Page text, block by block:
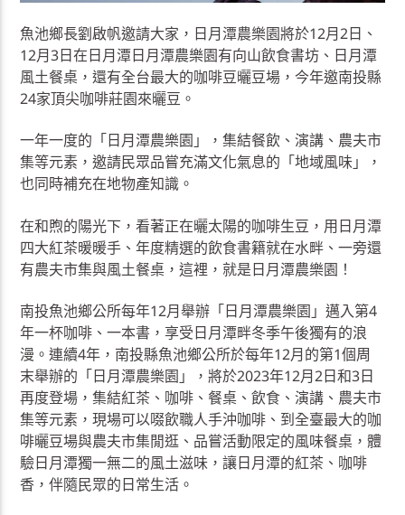
魚池鄉長劉啟帆邀請大家，日月潭農樂園將於12月2日、
12月3日在日月潭日月潭農樂園有向山飲食書坊、日月潭
風土餐桌，還有全台最大的咖啡豆曬豆場，今年邀南投縣
24家頂尖咖啡莊園來曬豆。
一年一度的「日月潭農樂園」，集結餐飲、演講、農夫市
集等元素，邀請民眾品嘗充滿文化氣息的「地域風味」，
也同時補充在地物產知識。
在和煦的陽光下，看著正在曬太陽的咖啡生豆，用日月潭
四大紅茶暖暖手、年度精選的飲食書籍就在水畔、一旁還
有農夫市集與風土餐桌，這裡，就是日月潭農樂園！
南投魚池鄉公所每年12月舉辦「日月潭農樂園」邁入第4
年一杯咖啡、一本書，享受日月潭畔冬季午後獨有的浪
漫。連續4年，南投縣魚池鄉公所於每年12月的第1個周
末舉辦的「日月潭農樂園」，將於2023年12月2日和3日
再度登場，集結紅茶、咖啡、餐桌、飲食、演講、農夫市
集等元素，現場可以啜飲職人手沖咖啡、到全臺最大的咖
啡曬豆場與農夫市集閒逛、品嘗活動限定的風味餐桌，體
驗日月潭獨一無二的風土滋味，讓日月潭的紅茶、咖啡
香，伴隨民眾的日常生活。